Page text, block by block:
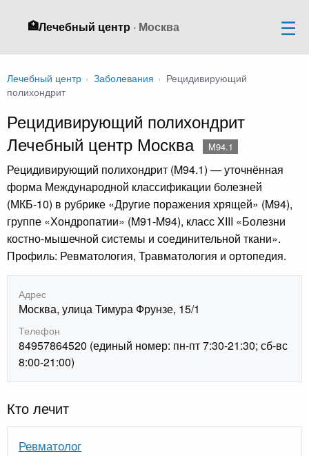
🏥Лечебный центр · Москва
Лечебный центр › Заболевания › Рецидивирующий
полихондрит
Рецидивирующий полихондрит
Лечебный центр Москва
M94.1
Рецидивирующий полихондрит (M94.1) — уточнённая
форма Международной классификации болезней
(МКБ-10) в рубрике «Другие поражения хрящей» (M94),
группе «Хондропатии» (M91-M94), класс XIII «Болезни
костно-мышечной системы и соединительной ткани».
Профиль: Ревматология, Травматология и ортопедия.
Адрес
Москва, улица Тимура Фрунзе, 15/1
Телефон
84957864520 (единый номер: пн-пт 7:30-21:30; сб-вс
8:00-21:00)
Кто лечит
Ревматолог